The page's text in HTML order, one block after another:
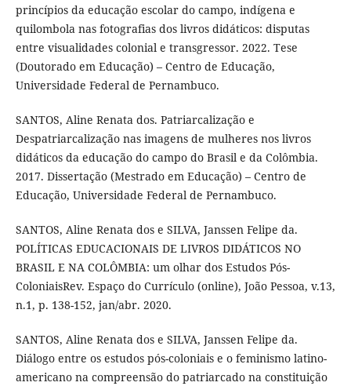
princípios da educação escolar do campo, indígena e
quilombola nas fotografias dos livros didáticos: disputas
entre visualidades colonial e transgressor. 2022. Tese
(Doutorado em Educação) – Centro de Educação,
Universidade Federal de Pernambuco.
SANTOS, Aline Renata dos. Patriarcalização e
Despatriarcalização nas imagens de mulheres nos livros
didáticos da educação do campo do Brasil e da Colômbia.
2017. Dissertação (Mestrado em Educação) – Centro de
Educação, Universidade Federal de Pernambuco.
SANTOS, Aline Renata dos e SILVA, Janssen Felipe da.
POLÍTICAS EDUCACIONAIS DE LIVROS DIDÁTICOS NO
BRASIL E NA COLÔMBIA: um olhar dos Estudos Pós-
ColoniaisRev. Espaço do Currículo (online), João Pessoa, v.13,
n.1, p. 138-152, jan/abr. 2020.
SANTOS, Aline Renata dos e SILVA, Janssen Felipe da.
Diálogo entre os estudos pós-coloniais e o feminismo latino-
americano na compreensão do patriarcado na constituição